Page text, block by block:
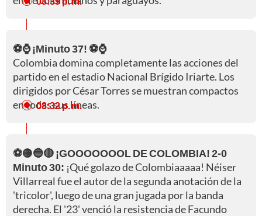
⚽⌚ ¡Minuto 37! ⚽⌚
Colombia domina completamente las acciones del
partido en el estadio Nacional Brígido Iriarte. Los
dirigidos por César Torres se muestran compactos
en todas sus líneas.
08:32 p. m.
⚽🟡🔵🔴 ¡GOOOOOOOL DE COLOMBIA! 2-0
Minuto 30: ¡Qué golazo de Colombiaaaaa! Néiser
Villarreal fue el autor de la segunda anotación de la
'tricolor', luego de una gran jugada por la banda
derecha. El '23' venció la resistencia de Facundo